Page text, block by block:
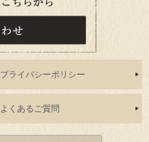
プライバシーポリシー
よくあるご質問